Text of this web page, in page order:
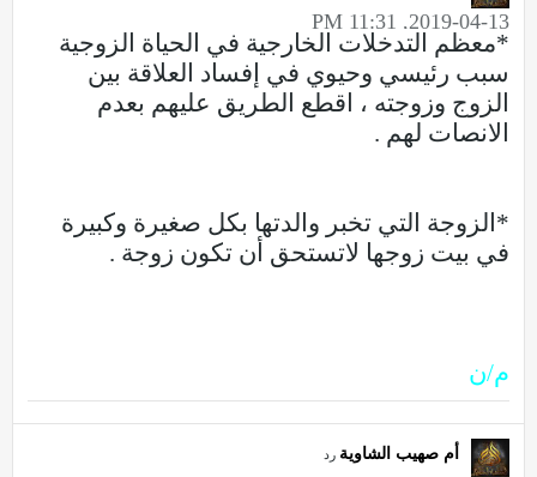
2019-04-13, 11:31 PM
*معظم التدخلات الخارجية في الحياة الزوجية
سبب رئيسي وحيوي في إفساد العلاقة بين
الزوج وزوجته ، اقطع الطريق عليهم بعدم
الانصات لهم .
*الزوجة التي تخبر والدتها بكل صغيرة وكبيرة
في بيت زوجها لاتستحق أن تكون زوجة .
م/ن
أم صهيب الشاوية رد